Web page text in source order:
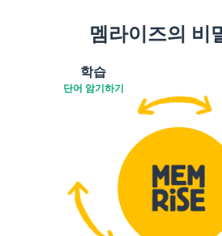
멤라이즈의 비
학습
단어 암기하기